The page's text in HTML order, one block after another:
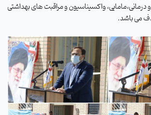
واکسیناسیون و مراقبت های بهداشتی
می باشد.